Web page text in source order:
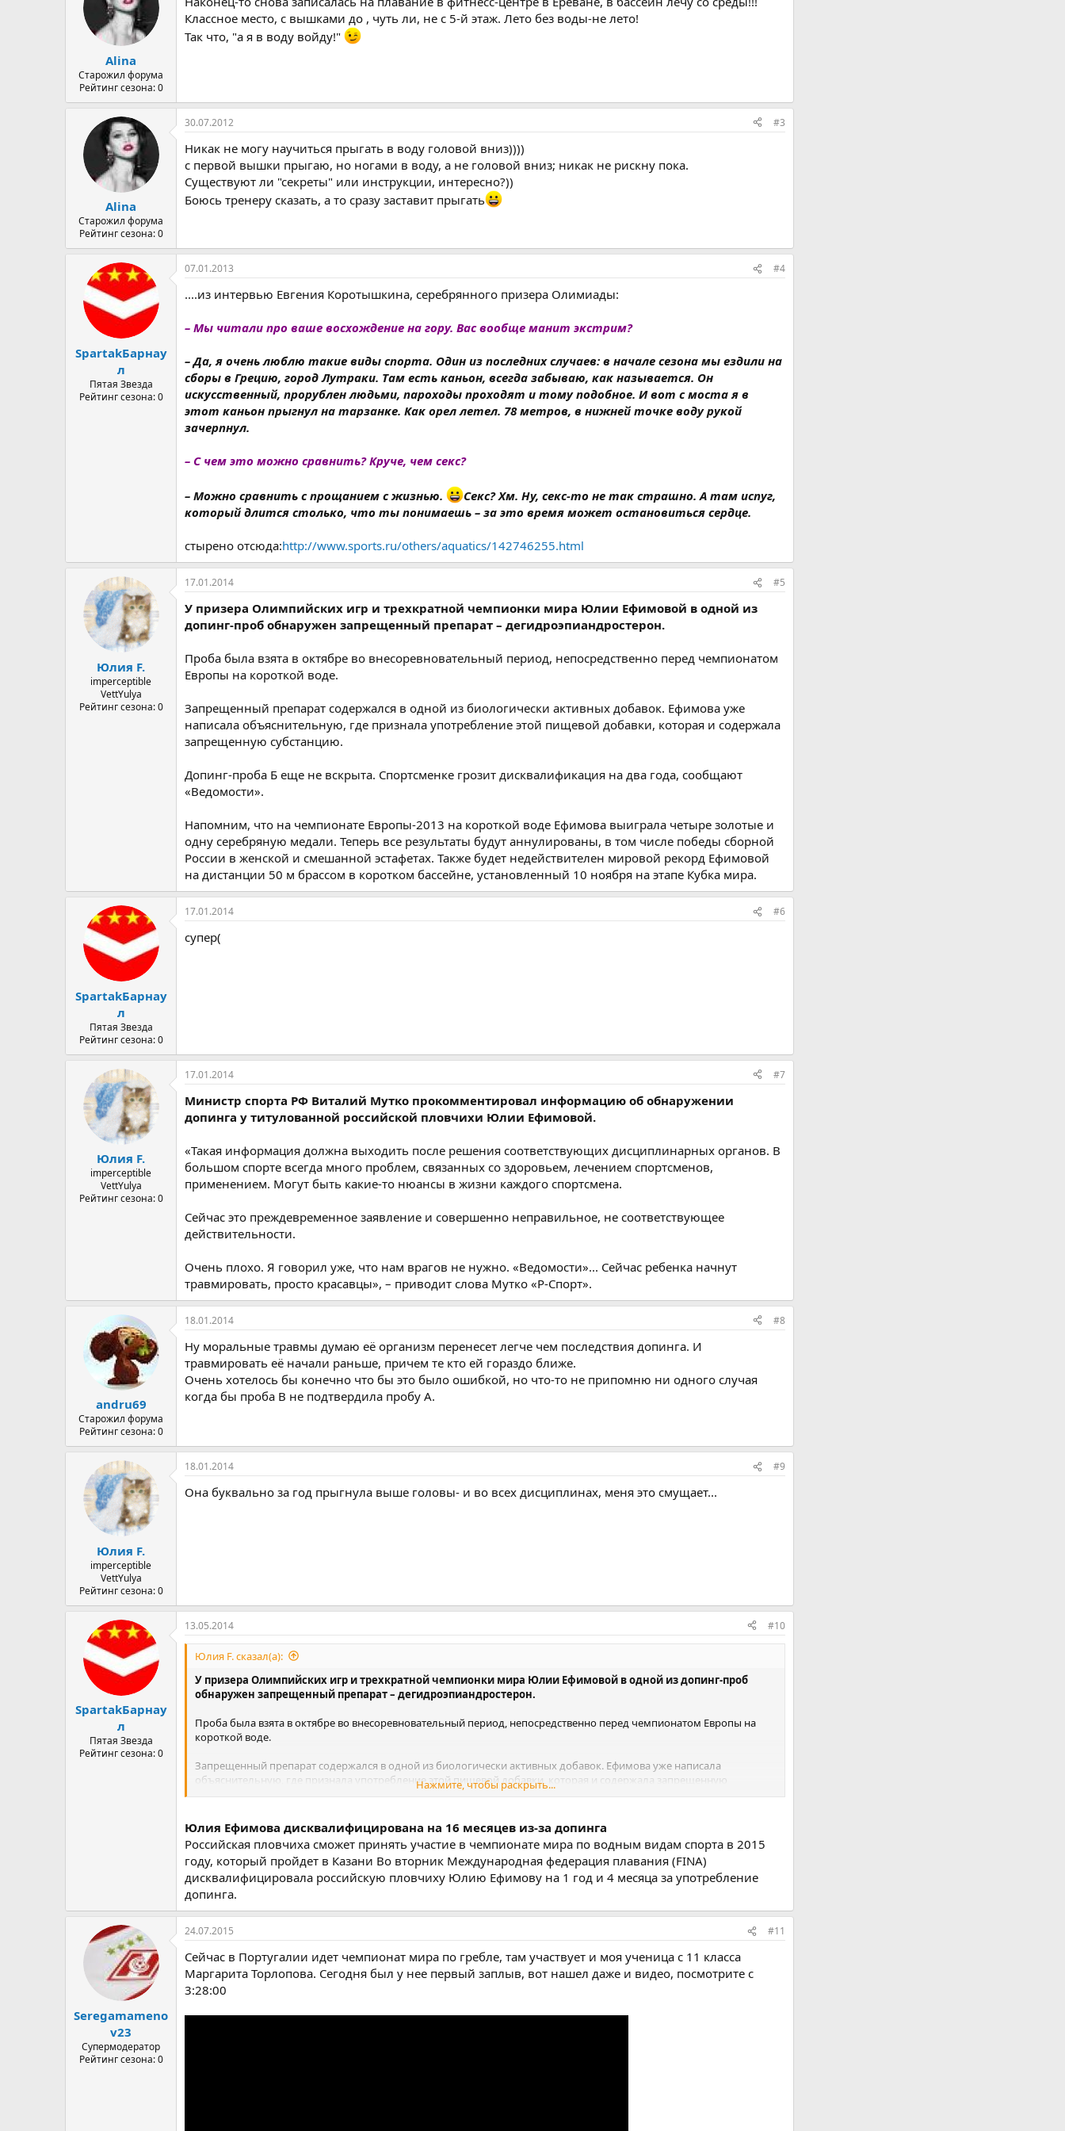
Alina
Старожил форума
Рейтинг сезона: 0
Классное место, с вышками до , чуть ли, не с 5-й этаж. Лето без воды-не лето!
Так что, "а я в воду войду!"
Alina
Старожил форума
Рейтинг сезона: 0
30.07.2012 #3
Никак не могу научиться прыгать в воду головой вниз))))
с первой вышки прыгаю, но ногами в воду, а не головой вниз; никак не рискну пока.
Существуют ли "секреты" или инструкции, интересно?))
Боюсь тренеру сказать, а то сразу заставит прыгать
SpartakБарнау
л
Пятая Звезда
Рейтинг сезона: 0
07.01.2013 #4
....из интервью Евгения Коротышкина, серебрянного призера Олимиады:
– Мы читали про ваше восхождение на гору. Вас вообще манит экстрим?
– Да, я очень люблю такие виды спорта. Один из последних случаев: в начале сезона мы ездили на
сборы в Грецию, город Лутраки. Там есть каньон, всегда забываю, как называется. Он
искусственный, прорублен людьми, пароходы проходят и тому подобное. И вот с моста я в
этот каньон прыгнул на тарзанке. Как орел летел. 78 метров, в нижней точке воду рукой
зачерпнул.
– С чем это можно сравнить? Круче, чем секс?
– Можно сравнить с прощанием с жизнью.
Секс? Хм. Ну, секс-то не так страшно. А там испуг,
который длится столько, что ты понимаешь – за это время может остановиться сердце.
стырено отсюда:http://www.sports.ru/others/aquatics/142746255.html
Юлия F.
imperceptible
VettYulya
Рейтинг сезона: 0
17.01.2014 #5
У призера Олимпийских игр и трехкратной чемпионки мира Юлии Ефимовой в одной из
допинг-проб обнаружен запрещенный препарат – дегидроэпиандростерон.
Проба была взята в октябре во внесоревновательный период, непосредственно перед чемпионатом
Европы на короткой воде.
Запрещенный препарат содержался в одной из биологически активных добавок. Ефимова уже
написала объяснительную, где признала употребление этой пищевой добавки, которая и содержала
запрещенную субстанцию.
Допинг-проба Б еще не вскрыта. Спортсменке грозит дисквалификация на два года, сообщают
«Ведомости».
Напомним, что на чемпионате Европы-2013 на короткой воде Ефимова выиграла четыре золотые и
одну серебряную медали. Теперь все результаты будут аннулированы, в том числе победы сборной
России в женской и смешанной эстафетах. Также будет недействителен мировой рекорд Ефимовой
на дистанции 50 м брассом в коротком бассейне, установленный 10 ноября на этапе Кубка мира.
SpartakБарнау
л
Пятая Звезда
Рейтинг сезона: 0
17.01.2014 #6
супер(
Юлия F.
imperceptible
VettYulya
Рейтинг сезона: 0
17.01.2014 #7
Министр спорта РФ Виталий Мутко прокомментировал информацию об обнаружении
допинга у титулованной российской пловчихи Юлии Ефимовой.
«Такая информация должна выходить после решения соответствующих дисциплинарных органов. В
большом спорте всегда много проблем, связанных со здоровьем, лечением спортсменов,
применением. Могут быть какие-то нюансы в жизни каждого спортсмена.
Сейчас это преждевременное заявление и совершенно неправильное, не соответствующее
действительности.
Очень плохо. Я говорил уже, что нам врагов не нужно. «Ведомости»... Сейчас ребенка начнут
травмировать, просто красавцы», – приводит слова Мутко «Р-Спорт».
andru69
Старожил форума
Рейтинг сезона: 0
18.01.2014 #8
Ну моральные травмы думаю её организм перенесет легче чем последствия допинга. И
травмировать её начали раньше, причем те кто ей гораздо ближе.
Очень хотелось бы конечно что бы это было ошибкой, но что-то не припомню ни одного случая
когда бы проба В не подтвердила пробу А.
Юлия F.
imperceptible
VettYulya
Рейтинг сезона: 0
18.01.2014 #9
Она буквально за год прыгнула выше головы- и во всех дисциплинах, меня это смущает...
SpartakБарнау
л
Пятая Звезда
Рейтинг сезона: 0
13.05.2014 #10
Юлия F. сказал(а):
У призера Олимпийских игр и трехкратной чемпионки мира Юлии Ефимовой в одной из допинг-проб
обнаружен запрещенный препарат – дегидроэпиандростерон.
Проба была взята в октябре во внесоревновательный период, непосредственно перед чемпионатом Европы на
короткой воде.
Запрещенный препарат содержался в одной из биологически активных добавок. Ефимова уже написала
объяснительную, где признала употребление этой пищевой добавки, которая и содержала запрещенную
Допинг-проба Б еще не вскрыта. Спортсменке грозит дисквалификация на два года, сообщают «Ведомости».
Напомним, что на чемпионате Европы-2013 на короткой воде Ефимова выиграла четыре золотые и одну
серебряную медали. Теперь все результаты будут аннулированы, в том числе победы сборной России в женской и
смешанной эстафетах. Также будет недействителен мировой рекорд Ефимовой на дистанции 50 м брассом в
коротком бассейне, установленный 10 ноября на этапе Кубка мира.
Нажмите, чтобы раскрыть...
Юлия Ефимова дисквалифицирована на 16 месяцев из-за допинга
Российская пловчиха сможет принять участие в чемпионате мира по водным видам спорта в 2015
году, который пройдет в Казани Во вторник Международная федерация плавания (FINA)
дисквалифицировала российскую пловчиху Юлию Ефимову на 1 год и 4 месяца за употребление
допинга.
Seregamameno
v23
Супермодератор
Рейтинг сезона: 0
24.07.2015 #11
Сейчас в Португалии идет чемпионат мира по гребле, там участвует и моя ученица с 11 класса
Маргарита Торлопова. Сегодня был у нее первый заплыв, вот нашел даже и видео, посмотрите с
3:28:00